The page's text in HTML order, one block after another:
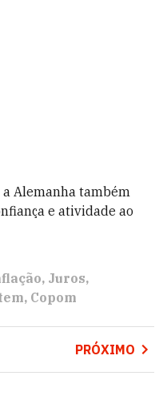
a Alemanha também
e atividade ao
Juros
Copom
PRÓXIMO